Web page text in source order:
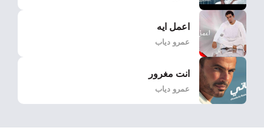
اعمل ايه
عمرو دياب
انت مغرور
عمرو دياب